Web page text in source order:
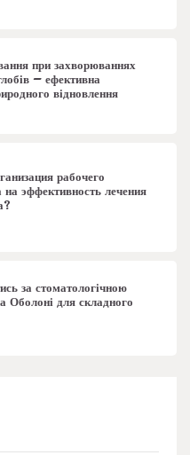
при захворюваннях
– ефективна
відновлення
рабочего
на эффективность лечения
за стоматологічною
Оболоні для складного